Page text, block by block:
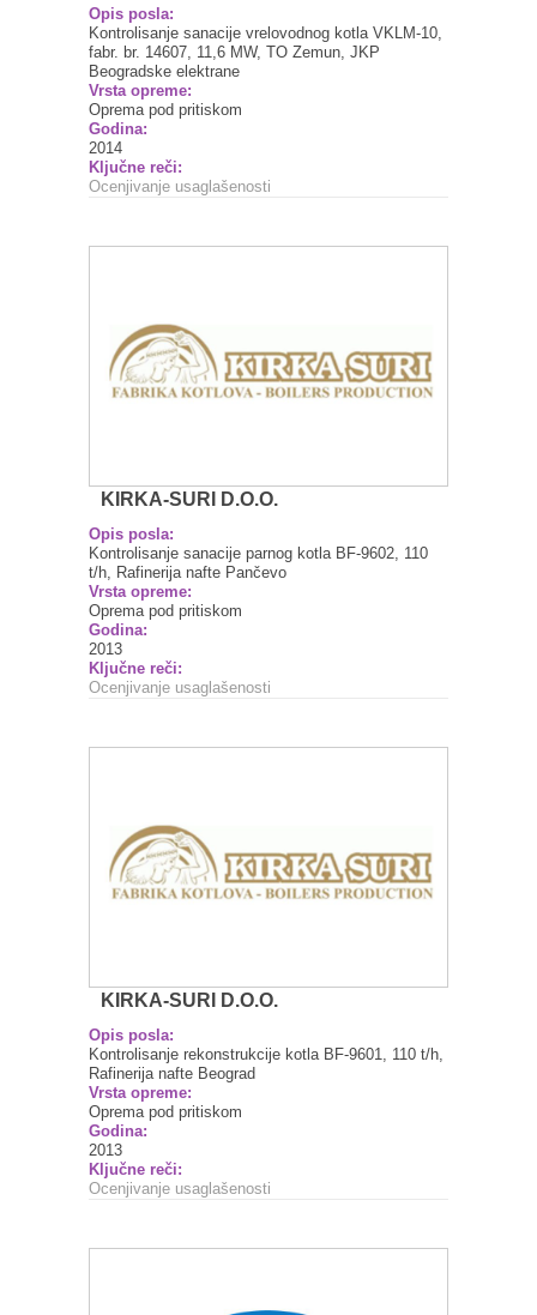
Opis posla:
Kontrolisanje sanacije vrelovodnog kotla VKLM-10,
fabr. br. 14607, 11,6 MW, TO Zemun, JKP
Beogradske elektrane
Vrsta opreme:
Oprema pod pritiskom
Godina:
2014
Ključne reči:
Ocenjivanje usaglašenosti
KIRKA-SURI D.O.O.
Opis posla:
Kontrolisanje sanacije parnog kotla BF-9602, 110
t/h, Rafinerija nafte Pančevo
Vrsta opreme:
Oprema pod pritiskom
Godina:
2013
Ključne reči:
Ocenjivanje usaglašenosti
KIRKA-SURI D.O.O.
Opis posla:
Kontrolisanje rekonstrukcije kotla BF-9601, 110 t/h,
Rafinerija nafte Beograd
Vrsta opreme:
Oprema pod pritiskom
Godina:
2013
Ključne reči:
Ocenjivanje usaglašenosti